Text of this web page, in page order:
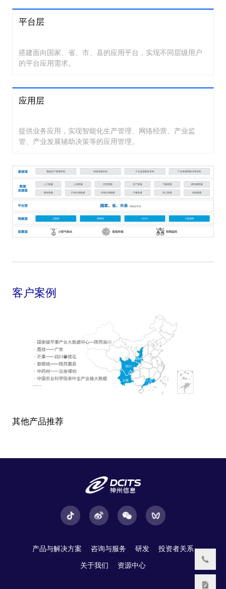
平台层
搭建面向国家、省、市、县的应用平台，实现不同层级用户
的平台应用需求。
应用层
提供业务应用，实现智能化生产管理、网络经营、产业监
管、产业发展辅助决策等的应用管理。
客户案例
其他产品推荐
产品与解决方案 咨询与服务 研发 投资者关系
关于我们 资源中心